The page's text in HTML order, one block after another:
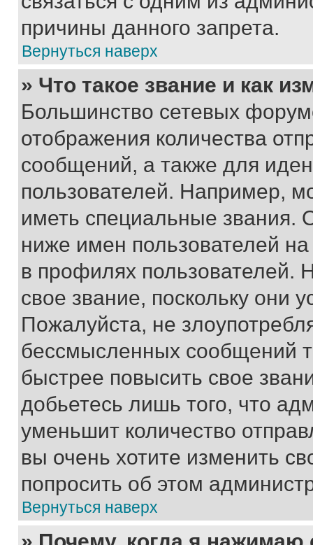
причины данного запрета.
Вернуться наверх
» Что такое звание и как
Большинство сетевых
отображения количества
сообщений, а также для
пользователей. Например,
иметь специальные звания.
ниже имен пользователей
в профилях
свое звание, поскольку они
Пожалуйста, не
бессмысленных сообщений
быстрее повысить свое
добьетесь лишь того, что
уменьшит количество
вы очень хотите изменить
попросить об этом
Вернуться наверх